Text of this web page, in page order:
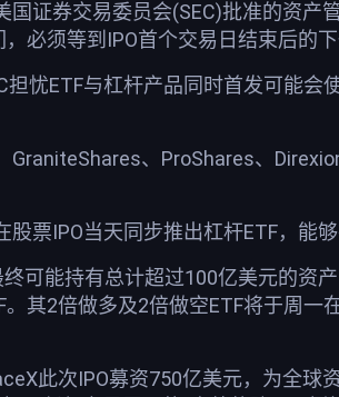
证券交易委员会(SEC)批准的资
必须等到IPO首个交易日结束后的
忧ETF与杠杆产品同时首发可能
、ProShares、
票IPO当天同步推出杠杆ETF，能
可能持有总计超过100亿美元的资
其2倍做多及2倍做空ETF将于周
此次IPO募资750亿美元，为全